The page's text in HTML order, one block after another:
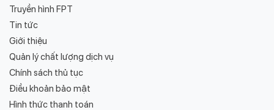
Truyền hình FPT
Tin tức
Giới thiệu
Quản lý chất lượng dịch vụ
Chính sách thủ tục
Điều khoản bảo mật
Hình thức thanh toán